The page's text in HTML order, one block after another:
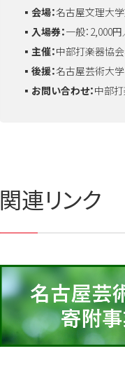
▪️会場：名古屋文理大
▪️入場券：一般：2,000
▪️主催：中部打楽器協会
▪️後援：名古屋芸術大
▪️お問い合わせ：中部打
関連リンク